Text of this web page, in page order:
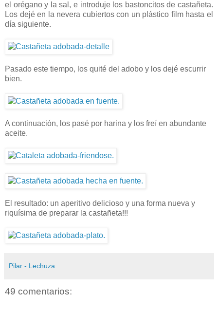
el orégano y la sal, e introduje los bastoncitos de castañeta.
Los dejé en la nevera cubiertos con un plástico film hasta el
día siguiente.
Pasado este tiempo, los quité del adobo y los dejé escurrir
bien.
A continuación, los pasé por harina y los freí en abundante
aceite.
El resultado: un aperitivo delicioso y una forma nueva y
riquísima de preparar la castañeta!!!
Pilar - Lechuza
49 comentarios: